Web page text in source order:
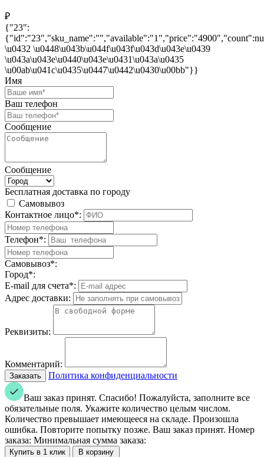
₽
{"23":
\u0432 \u0448\u043b\u044f\u043f\u043d\u043e\u0439
\u043a\u043e\u0440\u043e\u0431\u043a\u0435
\u00ab\u041c\u0435\u0447\u0442\u0430\u00bb"}}
Имя
Ваш телефон
Сообщение
Сообщение
Бесплатная доставка по городу
Самовывоз
Контактное лицо*:
Телефон*:
Самовывоз*:
Город*:
E-mail для счета*:
Адрес доставки:
Реквизиты:
Комментарий:
Политика конфиденциальности
Ваш заказ принят. Спасибо! Пожалуйста, заполните все
обязательные поля. Укажите количество целым числом.
Количество превышает имеющееся на складе. Произошла
ошибка. Повторите попытку позже. Ваш заказ принят. Номер
заказа: Минимальная сумма заказа:
В корзину